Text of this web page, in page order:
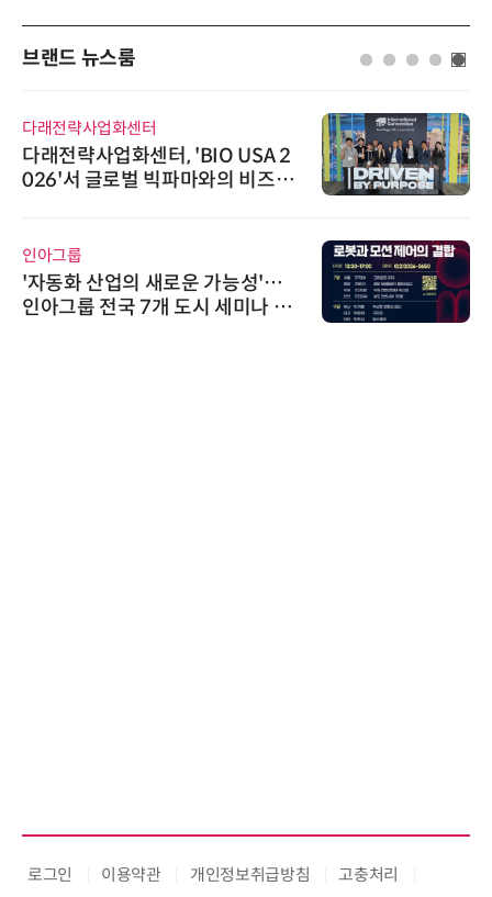
브랜드 뉴스룸
위고페어
위고페어, 서울AI허브 '2026 AI 전
환(AX) 지원사업' 컨소시엄 선정
슈퍼솔루션
슈퍼솔루션, 2026 Next-Gen AI C
ooling Summit 성황리 성료
로그인 이용약관 개인정보취급방침
고충처리